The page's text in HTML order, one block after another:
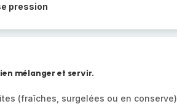
pression
mélanger et servir.
(fraîches, surgelées ou en conserve)